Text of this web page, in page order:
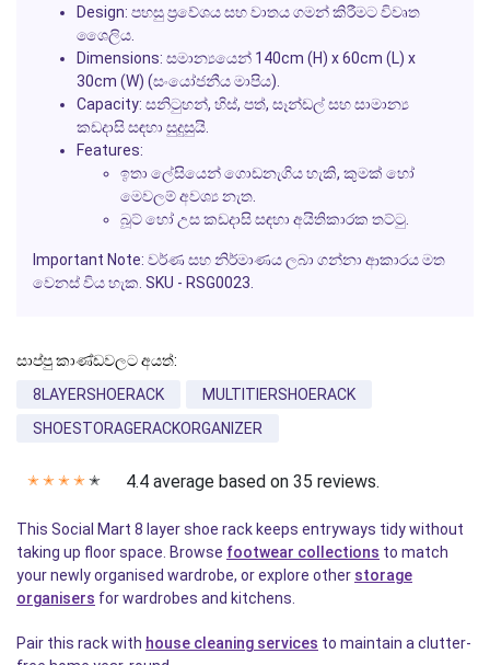
Design: පහසු ප්‍රවේශය සහ වාතය ගමන් කිරීමට විවෘත
ශෛලිය.
Dimensions: සමාන්‍යයෙන් 140cm (H) x 60cm (L) x
30cm (W) (සංයෝජනීය මාපිය).
Capacity: සනිටුහන්, හිස්, පත්, සෑන්ඩල් සහ සාමාන්‍ය
කඩදාසි සඳහා සුදුසුයි.
Features:
ඉතා ලේසියෙන් ගොඩනැගිය හැකි, කුමක් හෝ
මෙවලම් අවශ්‍ය නැත.
බූට් හෝ උස කඩදාසි සඳහා අයිතිකාරක තට්ටු.
Important Note: වර්ණ සහ නිර්මාණය ලබා ගන්නා ආකාරය මත
වෙනස් විය හැක. SKU - RSG0023.
සාප්පු කාණ්ඩවලට අයත්:
8LAYERSHOERACK
MULTITIERSHOERACK
SHOESTORAGERACKORGANIZER
✭ ✭ ✭ ✭ ✭ 4.4 average based on 35 reviews.
This Social Mart 8 layer shoe rack keeps entryways tidy without
taking up floor space. Browse footwear collections to match
your newly organised wardrobe, or explore other storage
organisers for wardrobes and kitchens.
Pair this rack with house cleaning services to maintain a clutter-